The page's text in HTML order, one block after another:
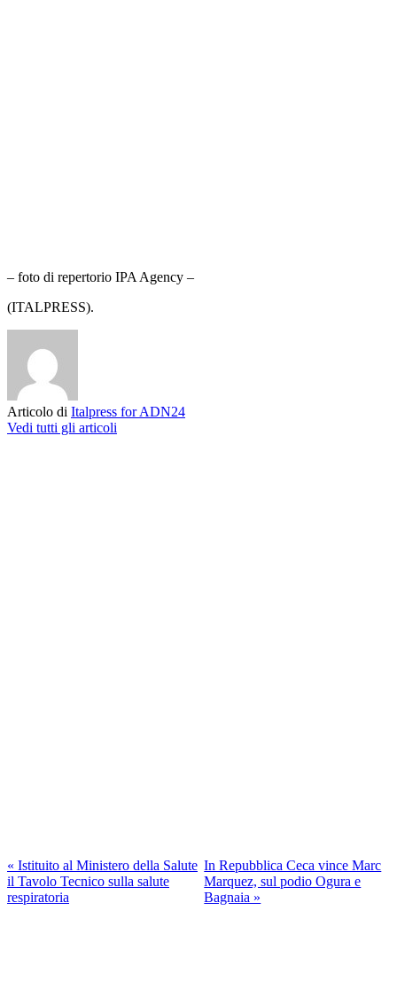
– foto di repertorio IPA Agency –
(ITALPRESS).
Articolo di Italpress for ADN24
Vedi tutti gli articoli
« Istituito al Ministero della Salute
il Tavolo Tecnico sulla salute
respiratoria
In Repubblica Ceca vince Marc
Marquez, sul podio Ogura e
Bagnaia »